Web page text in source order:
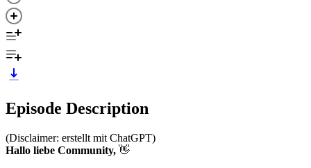
Episode Description
(Disclaimer: erstellt mit ChatGPT)
Hallo liebe Community, 👋